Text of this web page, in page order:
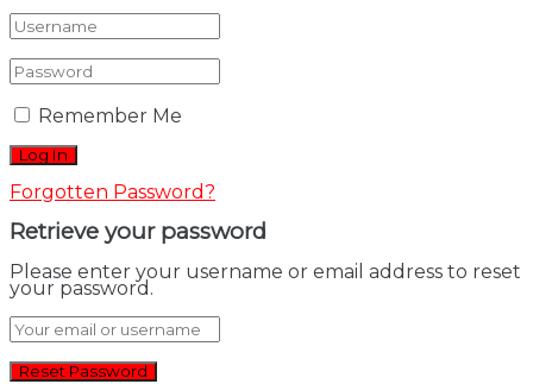
Remember Me
Forgotten Password?
Retrieve your password
Please enter your username or email address to reset
your password.